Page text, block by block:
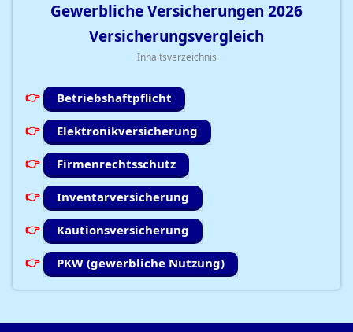
Gewerbliche Versicherungen 2026
Versicherungsvergleich
Inhaltsverzeichnis
Betriebshaftpflicht
Elektronikversicherung
Firmenrechtsschutz
Inventarversicherung
Kautionsversicherung
PKW (gewerbliche Nutzung)